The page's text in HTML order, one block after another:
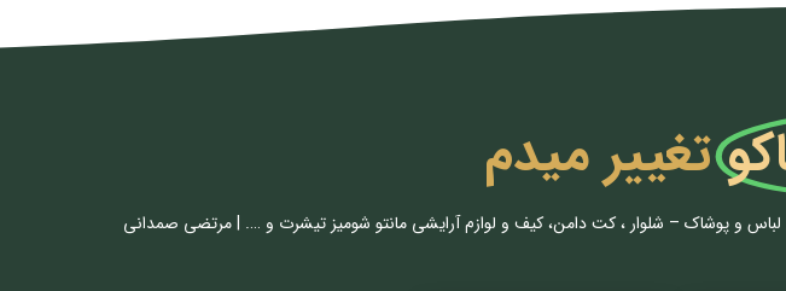
تغییر میدم
لباس‌ و پوشاک – شلوار ، کت دامن، کیف و لوازم آرایشی مانتو شومیز تیشرت و …. | مرتضی صمدانی